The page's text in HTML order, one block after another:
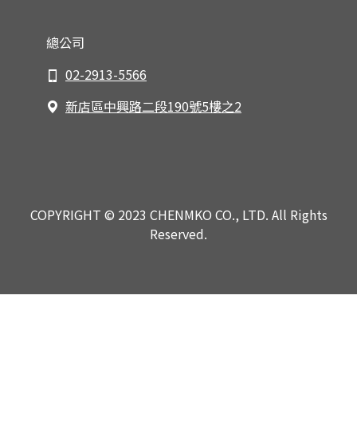
總公司
02-2913-5566
新店區中興路二段190號5樓之2
COPYRIGHT © 2023 CHENMKO CO., LTD. All Rights
Reserved.